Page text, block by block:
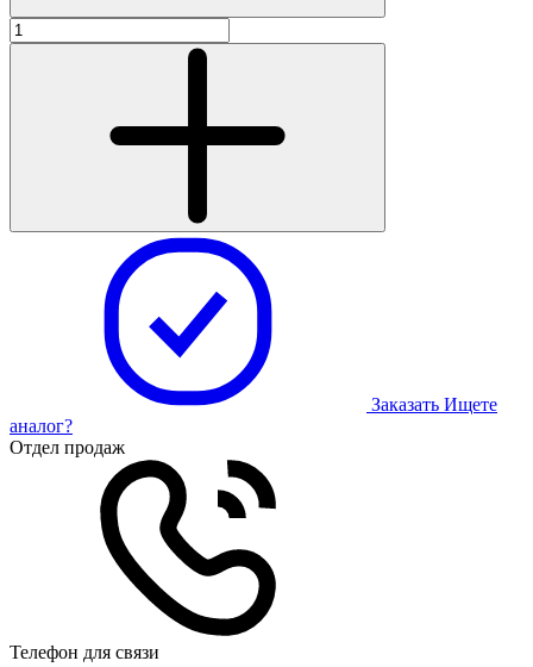
Заказать Ищете
аналог?
Отдел продаж
Телефон для связи